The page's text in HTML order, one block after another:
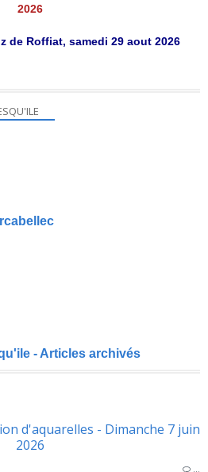
d'aquarelles - Dimanche 7 juin
2026
…
2026
de Roffiat, samedi 29 aout 2026
- Articles archivés